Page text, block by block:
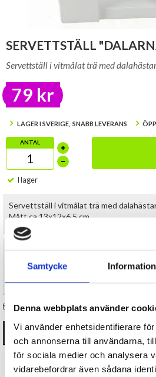
Samtycke Information
Denna webbplats använder
Vi använder enhetsidentifierare
och annonserna till användarna,
för sociala medier och analysera
vidarebefordrar även sådana
SERVETTSTÄLL
Servettställ i vitmålat trä med
79 kr
LAGER I SVERIGE, SNABB LEVERANS
ANTAL
I lager
Servettställ i vitmålat trä med
Mått ca 13x12x6,5 cm.
TIPSA
FRÅGA OSS OM VARAN
ANDRA KÖPTE